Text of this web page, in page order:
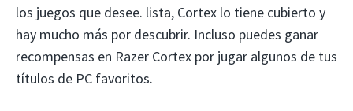
los juegos que desee. lista, Cortex lo tiene cubierto y
hay mucho más por descubrir. Incluso puedes ganar
recompensas en Razer Cortex por jugar algunos de tus
títulos de PC favoritos.